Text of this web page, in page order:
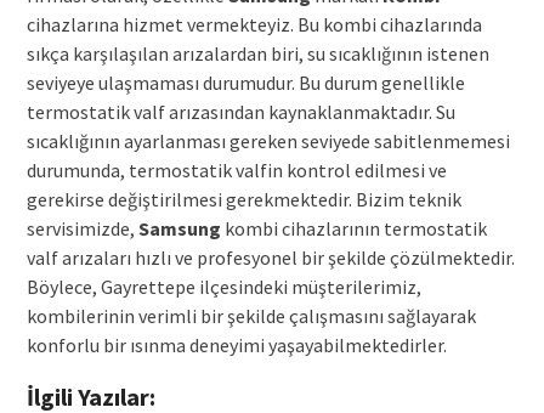
cihazlarına hizmet vermekteyiz. Bu kombi cihazlarında
sıkça karşılaşılan arızalardan biri, su sıcaklığının istenen
seviyeye ulaşmaması durumudur. Bu durum genellikle
termostatik valf arızasından kaynaklanmaktadır. Su
sıcaklığının ayarlanması gereken seviyede sabitlenmemesi
durumunda, termostatik valfin kontrol edilmesi ve
gerekirse değiştirilmesi gerekmektedir. Bizim teknik
servisimizde, Samsung kombi cihazlarının termostatik
valf arızaları hızlı ve profesyonel bir şekilde çözülmektedir.
Böylece, Gayrettepe ilçesindeki müşterilerimiz,
kombilerinin verimli bir şekilde çalışmasını sağlayarak
konforlu bir ısınma deneyimi yaşayabilmektedirler.
İlgili Yazılar: